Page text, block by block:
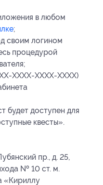
в любом
;
своим логином
процедурой
XXXX-XXXX-XXXX)
будет доступен для
квесты».
пр., д. 25,
№ 10 ст. м.
«Кириллу